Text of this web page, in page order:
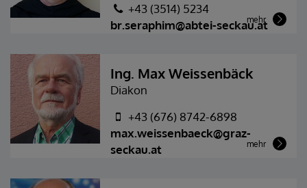
+43 (3514) 5234
br.seraphim@abtei-seckau.at
mehr
Ing. Max Weissenbäck
Diakon
+43 (676) 8742-6898
max.weissenbaeck@graz-
seckau.at
mehr